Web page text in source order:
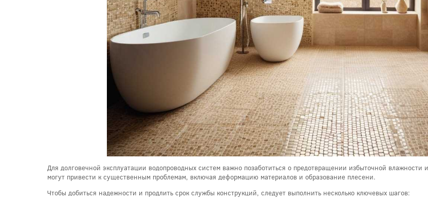
Для долговечной эксплуатации водопроводных систем важно позаботиться о предотвращении избыточной
могут привести к существенным проблемам, включая деформацию материалов и образование плесени.
Чтобы добиться надежности и продлить срок службы конструкций, следует выполнить несколько ключевых шагов: